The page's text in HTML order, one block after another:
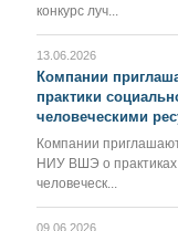
конкурс луч...
13.06.2026
Компании
практики
человеческими
Компании
НИУ ВШЭ о практиках
человеческ...
09.06.2026